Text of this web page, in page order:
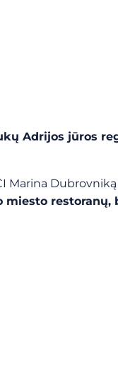
Adrijos jūros
Marina
miesto restoranų,